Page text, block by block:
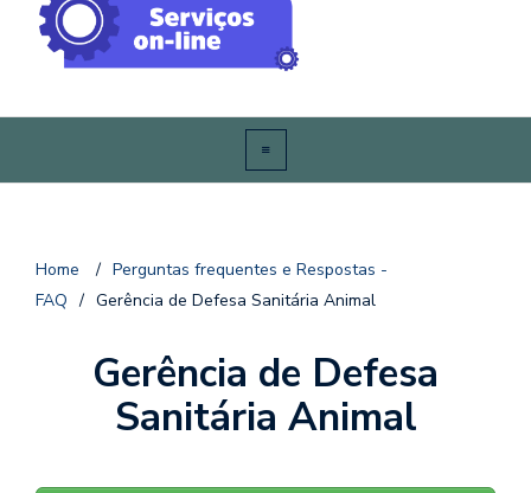
Home / Perguntas frequentes e Respostas -
FAQ / Gerência de Defesa Sanitária Animal
Gerência de Defesa
Sanitária Animal